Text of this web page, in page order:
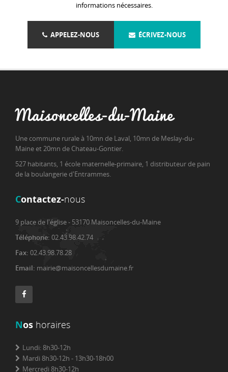
informations nécessaires.
APPELEZ-NOUS ÉCRIVEZ-NOUS
Maisoncelles-du-Maine
Une commune rurale à 10mn de Laval, 10mn de Meslay-du-
Maine et 20mn de Chateau-Gontier.
527 habitants, 1 école maternelle-primaire, 1 distributeur de pain
de la boulangerie d'Entrammes.
Contactez-nous
9 place de l'église - 53170 Maisoncelles-du-Maine
Téléphone: 02.43.98.42.74
Fax: 02.43.98.78.28
Email: mairie@maisoncellesdumaine.fr
Nos horaires
Lundi: 8h30-12h
Mardi 8h30-12h - 13h30-18h00
Mercredi 8h30-12h